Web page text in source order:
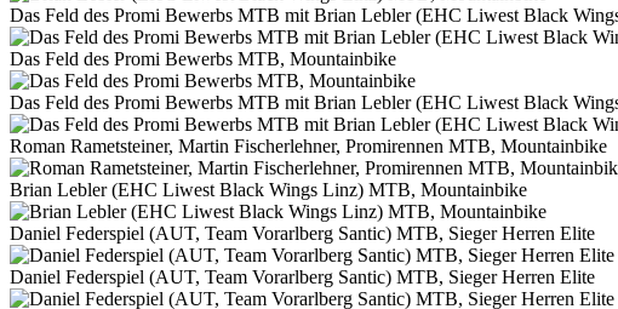
Das Feld des Promi Bewerbs MTB mit Brian Lebler (EHC Liwest Black
Das Feld des Promi Bewerbs MTB, Mountainbike
Das Feld des Promi Bewerbs MTB mit Brian Lebler (EHC Liwest Black
Roman Rametsteiner, Martin Fischerlehner, Promirennen MTB, Mountainbike
Brian Lebler (EHC Liwest Black Wings Linz) MTB, Mountainbike
Daniel Federspiel (AUT, Team Vorarlberg Santic) MTB, Sieger Herren Elite
Daniel Federspiel (AUT, Team Vorarlberg Santic) MTB, Sieger Herren Elite